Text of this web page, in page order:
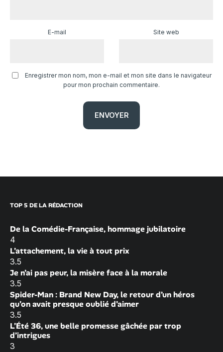
E-mail Site web
Enregistrer mon nom, mon e-mail et mon site dans le navigateur
pour mon prochain commentaire.
TOP 5 DE LA RÉDACTION
De la Comédie-Française, hommage jubilatoire
4
L’attachement, la vie à tout prix
3.5
Je n’ai pas peur, la misère face à la morale
3.5
Spider-Man : Brand New Day, le retour d’un héros
qu’on avait presque oublié d’aimer
3.5
L’Été 36, une belle promesse gâchée par trop
d’intrigues
3